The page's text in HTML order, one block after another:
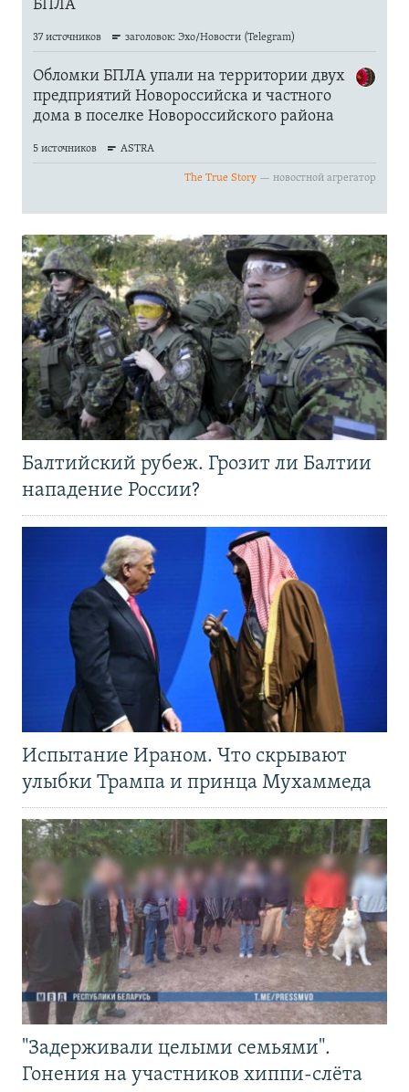
Балтийский рубеж. Грозит ли Балтии
нападение России?
Испытание Ираном. Что скрывают
улыбки Трампа и принца Мухаммеда
"Задерживали целыми семьями".
Гонения на участников хиппи-слёта